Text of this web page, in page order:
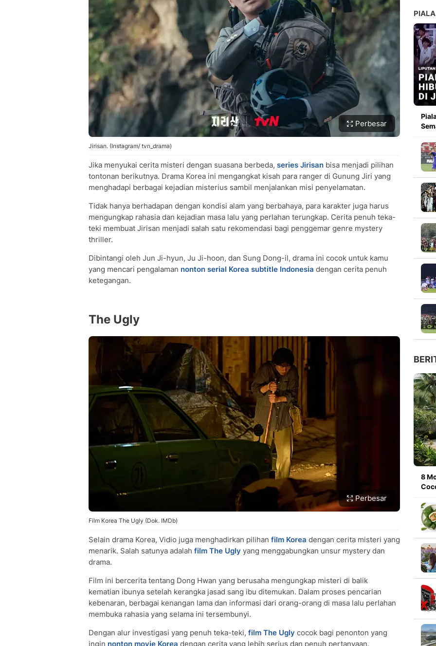
Perbesar
Jirisan. (Instagram/ tvn_drama)
Jika menyukai cerita misteri dengan suasana berbeda, series Jirisan bisa menjadi pilihan
tontonan berikutnya. Drama Korea ini mengangkat kisah para ranger di Gunung Jiri yang
menghadapi berbagai kejadian misterius sambil menjalankan misi penyelamatan.
Tidak hanya berhadapan dengan kondisi alam yang berbahaya, para karakter juga harus
mengungkap rahasia dan kejadian masa lalu yang perlahan terungkap. Cerita penuh teka-
teki membuat Jirisan menjadi salah satu rekomendasi bagi penggemar genre mystery
thriller.
Dibintangi oleh Jun Ji-hyun, Ju Ji-hoon, dan Sung Dong-il, drama ini cocok untuk kamu
yang mencari pengalaman nonton serial Korea subtitle Indonesia dengan cerita penuh
ketegangan.
The Ugly
Perbesar
Film Korea The Ugly (Dok. IMDb)
Selain drama Korea, Vidio juga menghadirkan pilihan film Korea dengan cerita misteri yang
menarik. Salah satunya adalah film The Ugly yang menggabungkan unsur mystery dan
drama.
Film ini bercerita tentang Dong Hwan yang berusaha mengungkap misteri di balik
kematian ibunya setelah kerangka jasad sang ibu ditemukan. Dalam proses pencarian
kebenaran, berbagai kenangan lama dan informasi dari orang-orang di masa lalu perlahan
membuka rahasia yang selama ini tersembunyi.
Dengan alur investigasi yang penuh teka-teki, film The Ugly cocok bagi penonton yang
ingin nonton movie Korea dengan cerita yang lebih serius dan penuh pertanyaan.
8